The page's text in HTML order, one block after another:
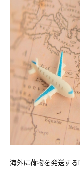
海外に荷物を発送す